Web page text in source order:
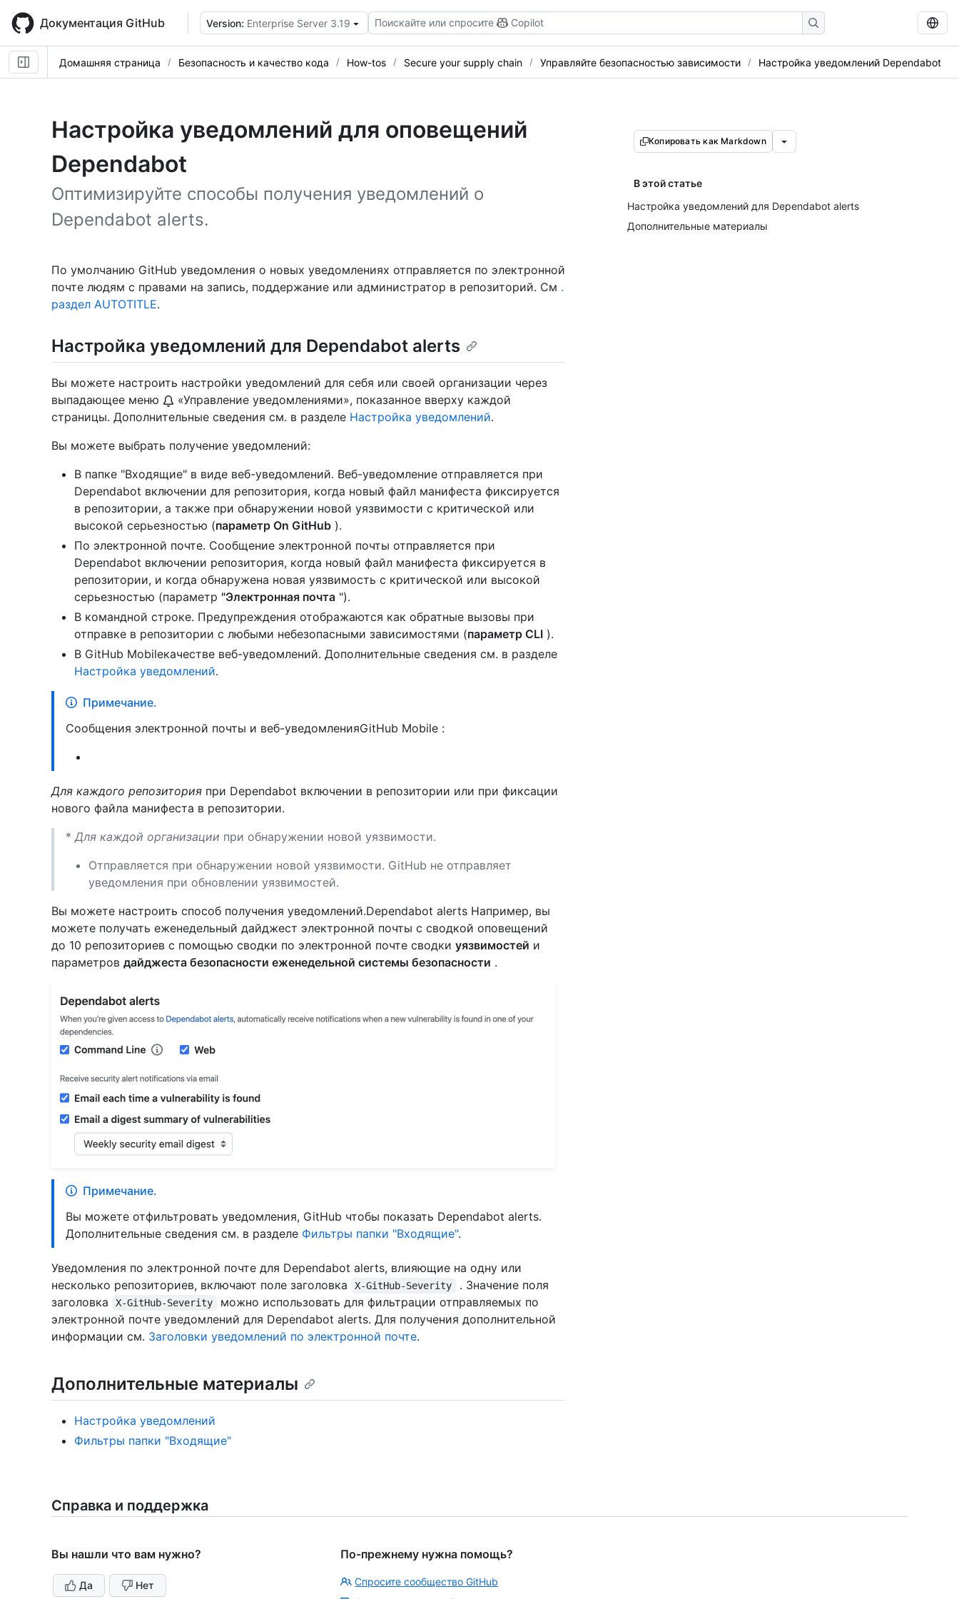
main
content
Документация GitHub Version: Enterprise Server 3.19 Поискайте или спросите Copilot
Домашняя страница Безопасность и качество кода How-tos Secure your supply chain Управляйте безопасностью зависимости Настройка уведомлений Dependabot
Настройка уведомлений для оповещений
Dependabot
Оптимизируйте способы получения уведомлений о
Dependabot alerts.
Копировать как Markdown
В этой статье
Настройка уведомлений для Dependabot alerts
Дополнительные материалы
По умолчанию GitHub уведомления о новых уведомлениях отправляется по электронной
почте людям с правами на запись, поддержание или администратор в репозиторий. См .
раздел AUTOTITLE.
Настройка уведомлений для Dependabot alerts
Вы можете настроить настройки уведомлений для себя или своей организации через
выпадающее меню
«Управление уведомлениями», показанное вверху каждой
страницы. Дополнительные сведения см. в разделе Настройка уведомлений.
Вы можете выбрать получение уведомлений:
В папке "Входящие" в виде веб-уведомлений. Веб-уведомление отправляется при
Dependabot включении для репозитория, когда новый файл манифеста фиксируется
в репозитории, а также при обнаружении новой уязвимости с критической или
высокой серьезностью (параметр On GitHub ).
По электронной почте. Сообщение электронной почты отправляется при
Dependabot включении репозитория, когда новый файл манифеста фиксируется в
репозитории, и когда обнаружена новая уязвимость с критической или высокой
серьезностью (параметр "Электронная почта ").
В командной строке. Предупреждения отображаются как обратные вызовы при
отправке в репозитории с любыми небезопасными зависимостями (параметр CLI ).
В GitHub Mobileкачестве веб-уведомлений. Дополнительные сведения см. в разделе
Настройка уведомлений.
Примечание.
Сообщения электронной почты и веб-уведомленияGitHub Mobile :
Для каждого репозитория при Dependabot включении в репозитории или при фиксации
нового файла манифеста в репозитории.
*Для каждой организации при обнаружении новой уязвимости.
Отправляется при обнаружении новой уязвимости. GitHub не отправляет
уведомления при обновлении уязвимостей.
Вы можете настроить способ получения уведомлений.Dependabot alerts Например, вы
можете получать еженедельный дайджест электронной почты с сводкой оповещений
до 10 репозиториев с помощью сводки по электронной почте сводки уязвимостей и
параметров дайджеста безопасности еженедельной системы безопасности .
Примечание.
Вы можете отфильтровать уведомления, GitHub чтобы показать Dependabot alerts.
Дополнительные сведения см. в разделе Фильтры папки "Входящие".
Уведомления по электронной почте для Dependabot alerts, влияющие на одну или
несколько репозиториев, включают поле заголовка
X-GitHub-Severity
. Значение поля
заголовка
X-GitHub-Severity
можно использовать для фильтрации отправляемых по
электронной почте уведомлений для Dependabot alerts. Для получения дополнительной
информации см. Заголовки уведомлений по электронной почте.
Дополнительные материалы
Настройка уведомлений
Фильтры папки "Входящие"
Справка и поддержка
Вы нашли что вам нужно?
Да Нет
По-прежнему нужна помощь?
Спросите сообщество GitHub